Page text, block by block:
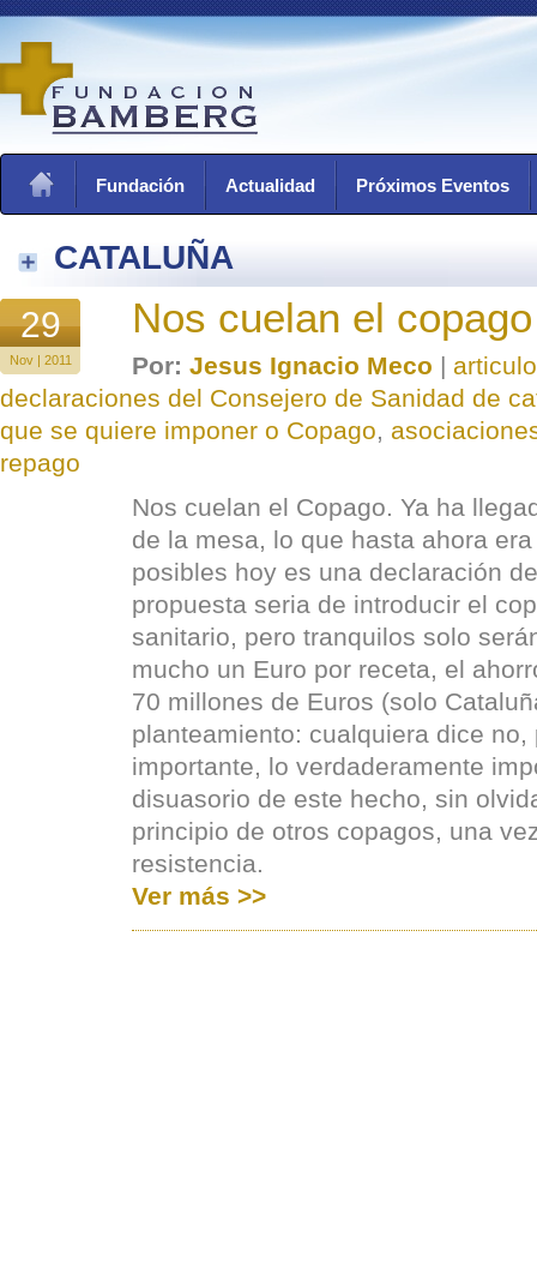
Fundación Actualidad Próximos Eventos
CATALUÑA
29
Nov | 2011
Nos cuelan el copago
Por: Jesus Ignacio Meco |
declaraciones del Consejero de Sanidad de
que se quiere imponer o Copago,
repago
Nos cuelan el Copago. Ya ha
de la mesa, lo que hasta ahora
posibles hoy es una declaración
propuesta seria de introducir el
sanitario, pero tranquilos solo
mucho un Euro por receta, el
70 millones de Euros (solo
planteamiento: cualquiera dice
importante, lo verdaderamente
disuasorio de este hecho, sin
principio de otros copagos, una
resistencia.
Ver más >>